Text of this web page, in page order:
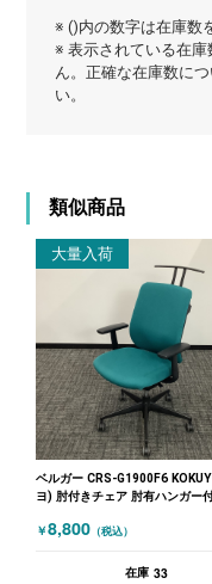
※ ()内の数字は在庫数
※ 表示されている在
ん。正確な在庫数に
い。
類似商品
大量入荷
ベルガー CRS-G1900F6
ヨ) 肘付きチェア 肘有ハンガー
￥8,800 （税込）
在庫 33